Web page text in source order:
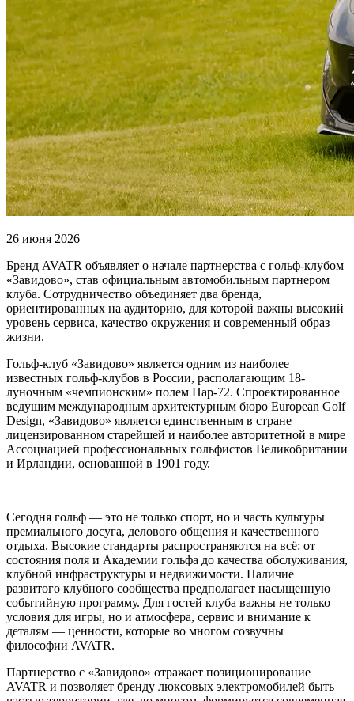
26 июня 2026
Бренд AVATR объявляет о начале партнерства с гольф-клубом
«Завидово», став официальным автомобильным партнером
клуба. Сотрудничество объединяет два бренда,
ориентированных на аудиторию, для которой важны высокий
уровень сервиса, качество окружения и современный образ
жизни.
Гольф-клуб «Завидово» является одним из наиболее
известных гольф-клубов в России, располагающим 18-
луночным «чемпионским» полем Пар-72. Спроектированное
ведущим международным архитектурным бюро European Golf
Design, «Завидово» является единственным в стране
лицензированном старейшей и наиболее авторитетной в мире
Ассоциацией профессиональных гольфистов Великобритании
и Ирландии, основанной в 1901 году.
Сегодня гольф — это не только спорт, но и часть культуры
премиального досуга, делового общения и качественного
отдыха. Высокие стандарты распространяются на всё: от
состояния поля и Академии гольфа до качества обслуживания,
клубной инфраструктуры и недвижимости. Наличие
развитого клубного сообщества предполагает насыщенную
событийную программу. Для гостей клуба важны не только
условия для игры, но и атмосфера, сервис и внимание к
деталям — ценности, которые во многом созвучны
философии AVATR.
Партнерство с «Завидово» отражает позиционирование
AVATR и позволяет бренду люксовых электромобилей быть